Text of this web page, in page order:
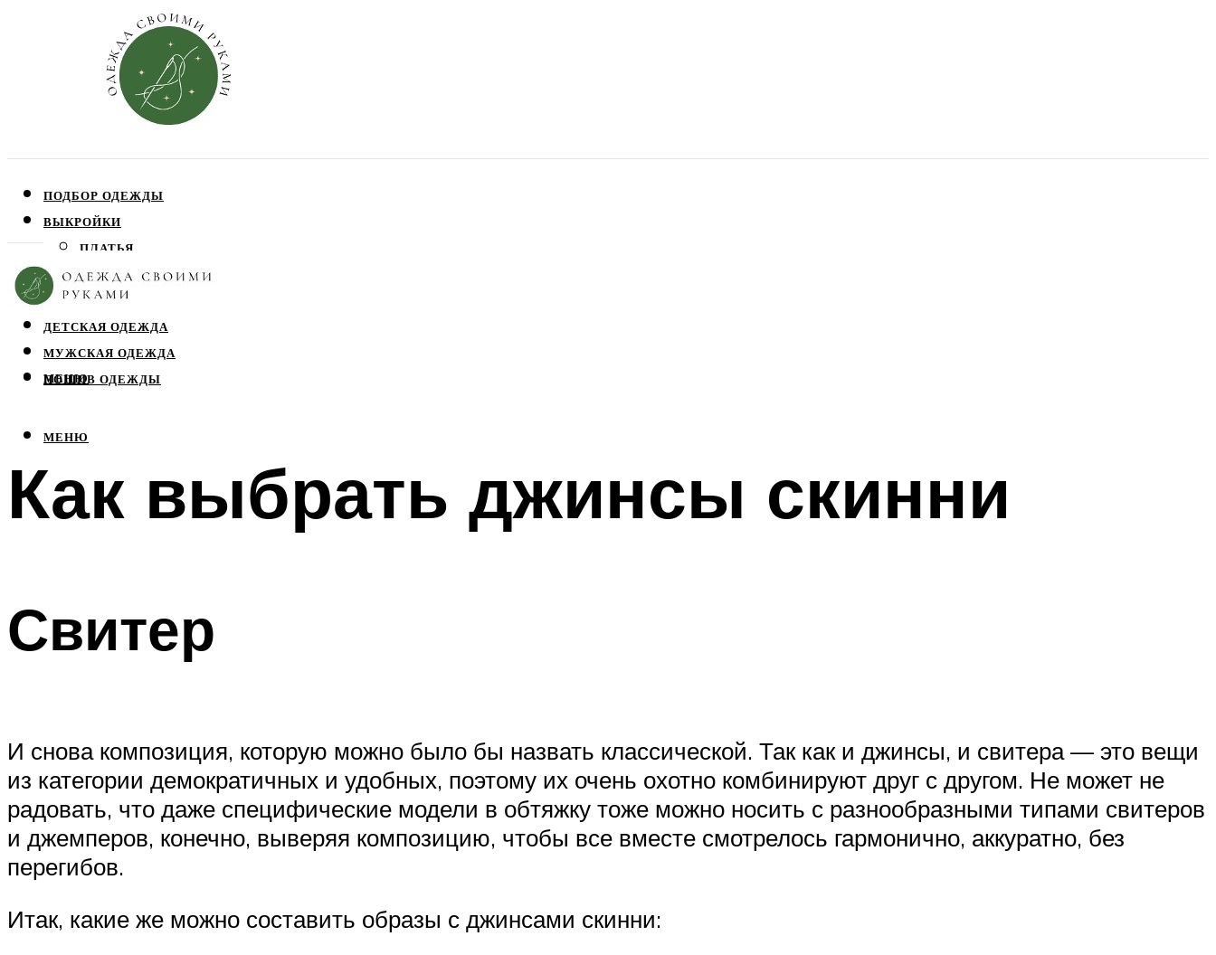
ПОДБОР ОДЕЖДЫ
ВЫКРОЙКИ
ПЛАТЬЯ
ЮБКИ
БЛУЗЫ
ДЕТСКАЯ ОДЕЖДА
МУЖСКАЯ ОДЕЖДА
ПОШИВ ОДЕЖДЫ
МЕНЮ
МЕНЮ
Как выбрать джинсы скинни
Свитер
И снова композиция, которую можно было бы назвать классической. Так как и джинсы, и свитера — это вещи
из категории демократичных и удобных, поэтому их очень охотно комбинируют друг с другом. Не может не
радовать, что даже специфические модели в обтяжку тоже можно носить с разнообразными типами свитеров
и джемперов, конечно, выверяя композицию, чтобы все вместе смотрелось гармонично, аккуратно, без
перегибов.
Итак, какие же можно составить образы с джинсами скинни: